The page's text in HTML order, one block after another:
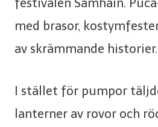
med brasor,
av skrämmande historier.
I stället för pumpor
lanterner av rovor och